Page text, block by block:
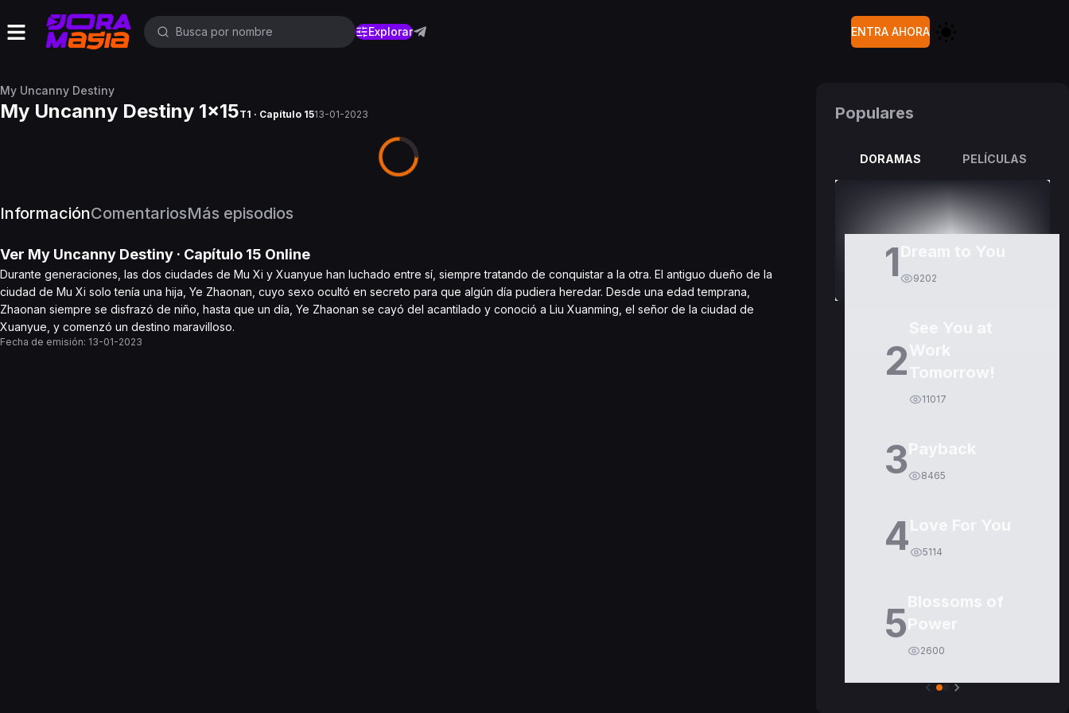
Explorar ENTRA AHORA
My Uncanny Destiny
My Uncanny Destiny 1x15T1 · Capítulo 1513-01-2023
InformaciónComentariosMás episodios
Ver My Uncanny Destiny · Capítulo 15 Online
Durante generaciones, las dos ciudades de Mu Xi y Xuanyue han luchado entre sí, siempre tratando de conquistar a la otra. El antiguo dueño de la
ciudad de Mu Xi solo tenía una hija, Ye Zhaonan, cuyo sexo ocultó en secreto para que algún día pudiera heredar. Desde una edad temprana,
Zhaonan siempre se disfrazó de niño, hasta que un día, Ye Zhaonan se cayó del acantilado y conoció a Liu Xuanming, el señor de la ciudad de
Xuanyue, y comenzó un destino maravilloso.
Fecha de emisión: 13-01-2023
Populares
DORAMAS PELÍCULAS
1 9202
2
11017
3 8465
4 5114
5
2600